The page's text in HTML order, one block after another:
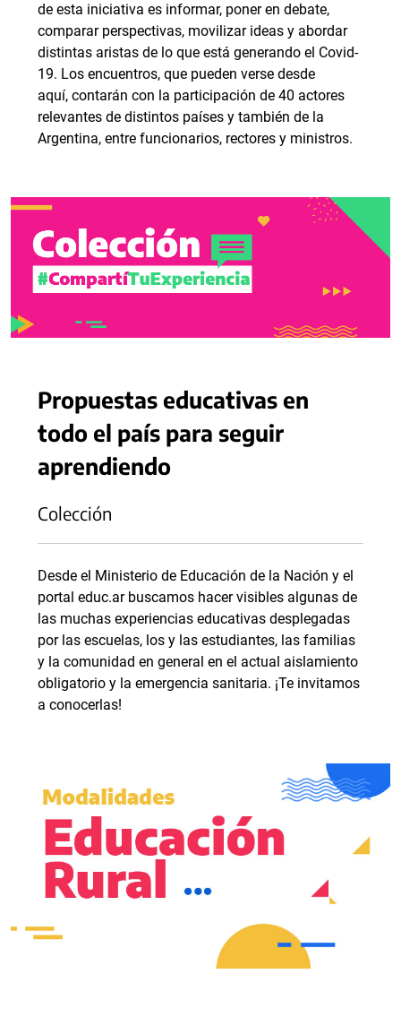
de esta iniciativa es informar, poner en debate,
comparar perspectivas, movilizar ideas y abordar
distintas aristas de lo que está generando el Covid-
19. Los encuentros, que pueden verse desde
aquí, contarán con la participación de 40 actores
relevantes de distintos países y también de la
Argentina, entre funcionarios, rectores y ministros.
Propuestas educativas en
todo el país para seguir
aprendiendo
Colección
Desde el Ministerio de Educación de la Nación y el
portal educ.ar buscamos hacer visibles algunas de
las muchas experiencias educativas desplegadas
por las escuelas, los y las estudiantes, las familias
y la comunidad en general en el actual aislamiento
obligatorio y la emergencia sanitaria. ¡Te invitamos
a conocerlas!